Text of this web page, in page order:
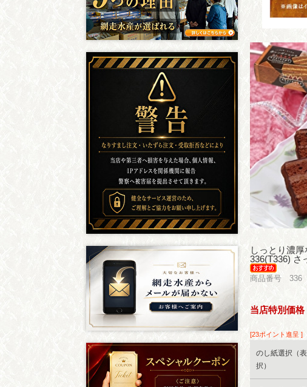
しっとり濃
336(T336)
商品番号 336
当店特別価格
[23ポイント進呈 ]
のし紙選択（
択）